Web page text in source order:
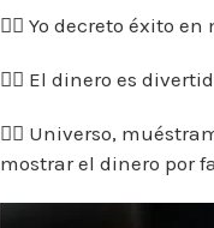
👉🏼 Yo decreto éxito
👉🏼 El dinero es
👉🏼 Universo,
mostrar el dinero por